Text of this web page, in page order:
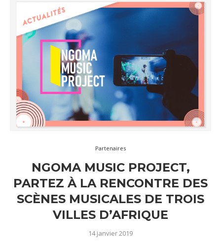
Partenaires
NGOMA MUSIC PROJECT,
PARTEZ À LA RENCONTRE DES
SCÈNES MUSICALES DE TROIS
VILLES D’AFRIQUE
14 janvier 2019